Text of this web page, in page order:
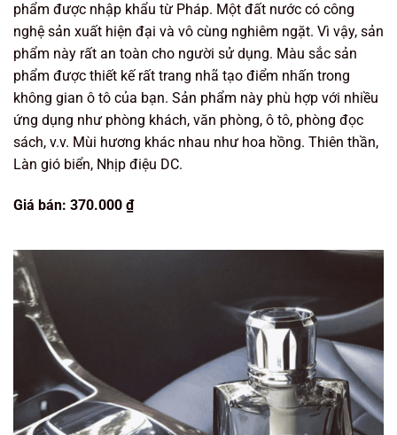
phẩm được nhập khẩu từ Pháp. Một đất nước có công
nghệ sản xuất hiện đại và vô cùng nghiêm ngặt. Vì vậy, sản
phẩm này rất an toàn cho người sử dụng. Màu sắc sản
phẩm được thiết kế rất trang nhã tạo điểm nhấn trong
không gian ô tô của bạn. Sản phẩm này phù hợp với nhiều
ứng dụng như phòng khách, văn phòng, ô tô, phòng đọc
sách, v.v. Mùi hương khác nhau như hoa hồng. Thiên thần,
Làn gió biển, Nhịp điệu DC.
Giá bán: 370.000 ₫